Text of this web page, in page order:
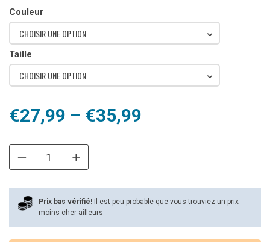
Couleur
CHOISIR UNE OPTION
Taille
CHOISIR UNE OPTION
€27,99 – €35,99
Plage
prix :
€35,99
Prix bas vérifié!
Il est peu probable que vous trouviez un prix
moins cher ailleurs